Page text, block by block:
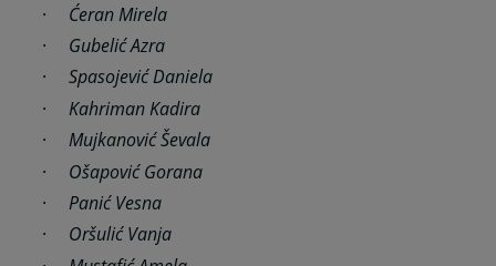
· Ćeran Mirela
· Gubelić Azra
·Spasojević Daniela
·Kahriman Kadira
·Mujkanović Ševala
· Ošapović Gorana
·Panić Vesna
· Oršulić Vanja